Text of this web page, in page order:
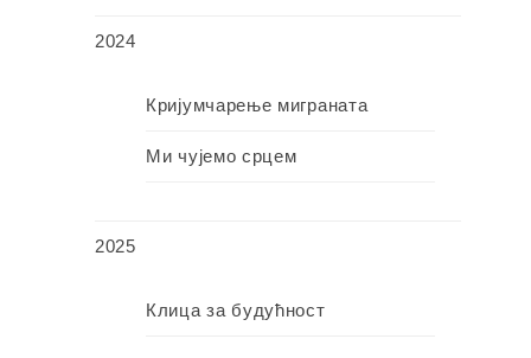
2024
Кријумчарење миграната
Ми чујемо срцем
2025
Клица за будућност